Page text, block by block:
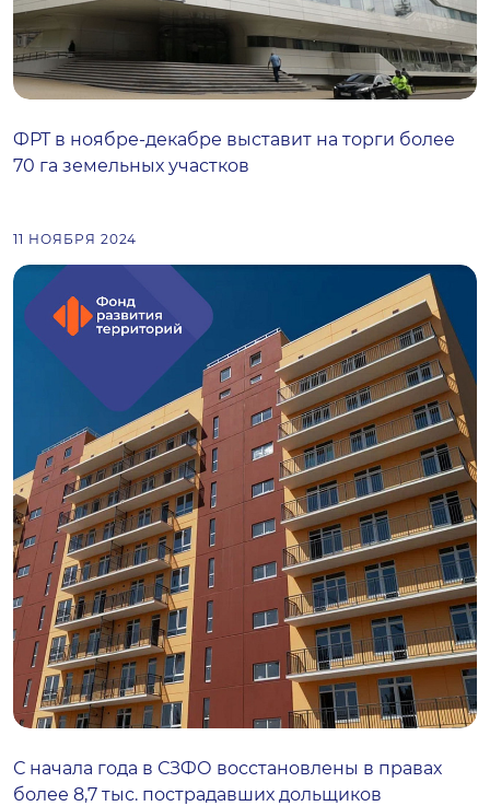
ФРТ в ноябре-декабре выставит на торги более
70 га земельных участков
11 НОЯБРЯ 2024
С начала года в СЗФО восстановлены в правах
более 8,7 тыс. пострадавших дольщиков